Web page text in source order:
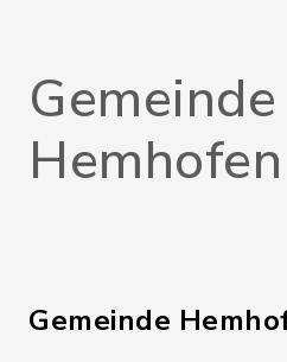
Gemeinde
Hemhofen
Gemeinde